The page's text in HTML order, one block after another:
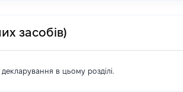
засобів)
в цьому розділі.